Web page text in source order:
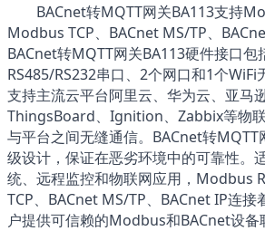
BACnet转MQTT网关BA113支持
Modbus TCP、BACnet MS/TP、
BACnet转MQTT网关BA113硬件接口包
RS485/RS232串口、2个网口和1个WiFi
支持主流云平台阿里云、华为云、亚马
ThingsBoard、Ignition、Zabbix等物
与平台之间无缝通信。BACnet转MQTT
级设计，保证在恶劣环境中的可靠性。
统、远程监控和物联网应用，Modbus
TCP、BACnet MS/TP、BACnet IP连接
户提供可信赖的Modbus和BACnet设备